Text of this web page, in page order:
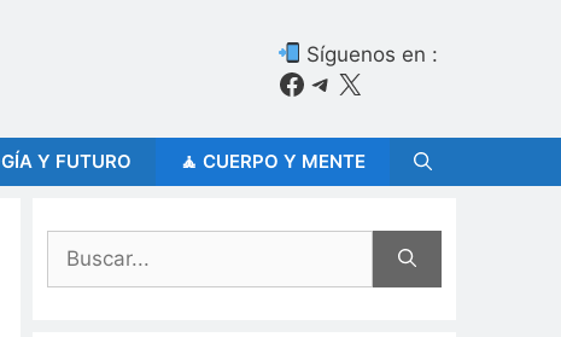
Síguenos en :
Facebook
Telegram
X
Y FUTURO 🧘 CUERPO Y MENTE
Buscar: